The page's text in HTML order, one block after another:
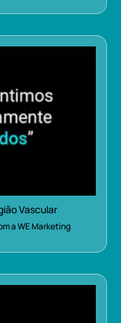
Vascular
a WE Marketing